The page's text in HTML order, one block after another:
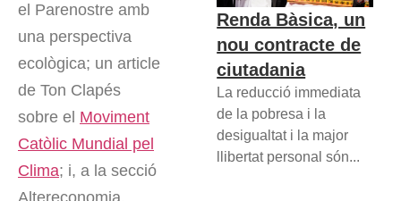
el Parenostre amb
una perspectiva
ecològica; un article
de Ton Clapés
sobre el Moviment
Catòlic Mundial pel
Clima; i, a la secció
Renda Bàsica, un
nou contracte de
ciutadania
La reducció immediata
de la pobresa i la
desigualtat i la major
llibertat personal són...